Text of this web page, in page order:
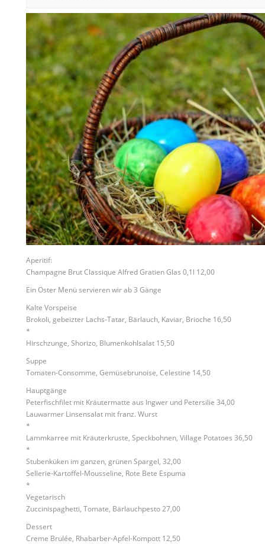
Aperitif:
Champagne Brut Classique Alfred Gratien Glas 0,1l 12,00
Ein Oster Menü servieren wir ab 3 Gänge
Kalte Vorspeise
Brokoli, gebeizter Lachs-Tatar, Bärlauch, Kaviar, Brioche 16,50
*
Hirschzunge, Shorizo, Blumenkohlsalat 15,50
Suppe
Tomaten-Consomme, Gemüsebrunoise, Celestine 14,50
Hauptgänge
Peterfischfilet mit Kräutermatte aus Ingwer und Petersilie 34,00
Lauwarmer Linsensalat mit franz. Wurst
*
Lammkarree mit Kräuterkruste, Speckbohnen, Village Potatoes 36,50
*
Stubenküken im ganzen, grünen Spargel, 32,00
Sellerie-Kartoffel-Mousseline, Rote Bete Espuma
*
Vegetarisch
Zuccinispaghetti, Tomate, Bärlauchpesto 27,00
Dessert
Creme Brulée, Rhabarber-Apfel-Kompott 12,50